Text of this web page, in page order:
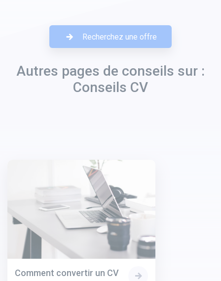
Recherchez une offre
Autres pages de conseils sur :
Conseils CV
Comment convertir un CV